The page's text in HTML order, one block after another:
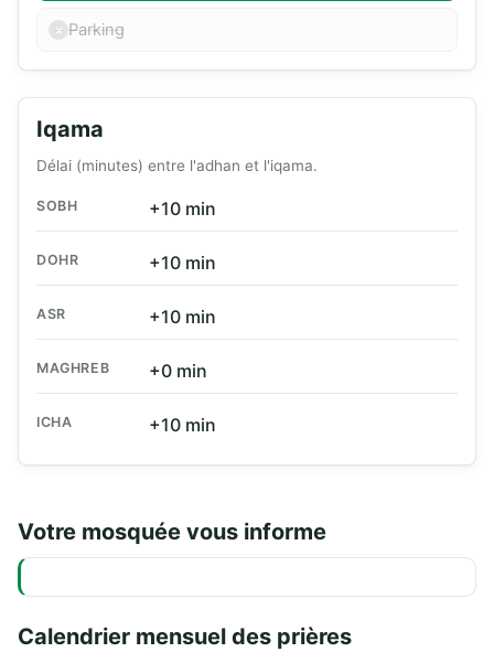
Parking
Iqama
Délai (minutes) entre l'adhan et l'iqama.
SOBH +10 min
DOHR +10 min
ASR +10 min
MAGHREB +0 min
ICHA +10 min
Votre mosquée vous informe
Calendrier mensuel des prières